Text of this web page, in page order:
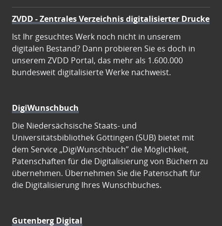
ZVDD - Zentrales Verzeichnis digitalisierter Drucke
Ist Ihr gesuchtes Werk noch nicht in unserem
digitalen Bestand? Dann probieren Sie es doch in
unserem ZVDD Portal, das mehr als 1.600.000
bundesweit digitalisierte Werke nachweist.
DigiWunschbuch
Die Niedersächsische Staats- und
Universitätsbibliothek Göttingen (SUB) bietet mit
dem Service „DigiWunschbuch” die Möglichkeit,
Patenschaften für die Digitalisierung von Büchern zu
übernehmen. Übernehmen Sie die Patenschaft für
die Digitalisierung Ihres Wunschbuches.
Gutenberg Digital